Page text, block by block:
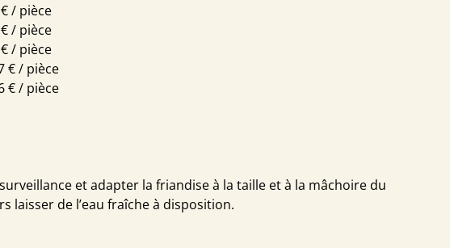
/ pièce
/ pièce
/ pièce
€ / pièce
€ / pièce
et adapter la friandise à la taille et à la mâchoire du
laisser de l’eau fraîche à disposition.